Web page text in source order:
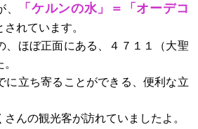
、
「ケルンの水」＝「オーデコ
されています。
、ほぼ正面にある、４７１１（大聖
に立ち寄ることができる、便利な立
んの観光客が訪れていましたよ。